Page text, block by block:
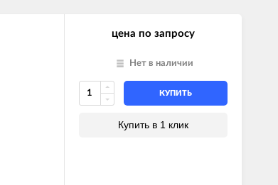
цена по запросу
Нет в наличии
КУПИТЬ
Купить в 1 клик